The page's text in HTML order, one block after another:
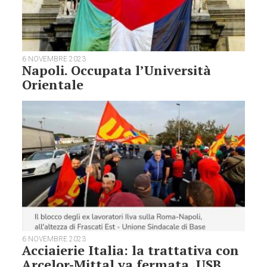
6 NOVEMBRE 2023
Napoli. Occupata l’Università
Orientale
6 NOVEMBRE 2023
Acciaierie Italia: la trattativa con